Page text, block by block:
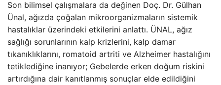
Son bilimsel çalışmalara da değinen Doç. Dr. Gülhan
Ünal, ağızda çoğalan mikroorganizmaların sistemik
hastalıklar üzerindeki etkilerini anlattı. ÜNAL, ağız
sağlığı sorunlarının kalp krizlerini, kalp damar
tıkanıklıklarını, romatoid artriti ve Alzheimer hastalığını
tetiklediğine inanıyor; Gebelerde erken doğum riskini
artırdığına dair kanıtlanmış sonuçlar elde edildiğini